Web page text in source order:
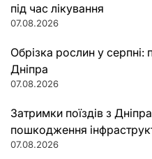
під час лікування
07.08.2026
Обрізка рослин у серпні:
Дніпра
07.08.2026
Затримки поїздів з
пошкодження
07.08.2026